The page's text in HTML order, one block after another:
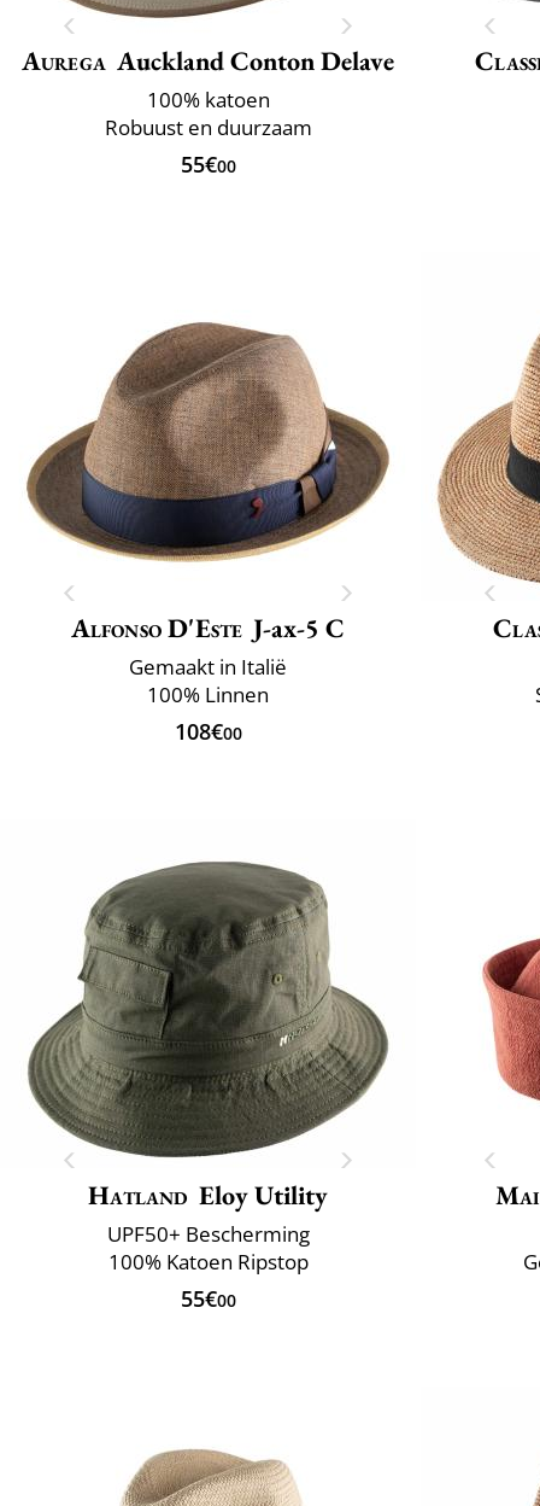
Aurega Auckland Conton Delave
100% katoen
Robuust en duurzaam
55€00
Alfonso D'Este J-ax-5 C
Gemaakt in Italië
100% Linnen
108€00
Hatland Eloy Utility
UPF50+ Bescherming
100% Katoen Ripstop
55€00